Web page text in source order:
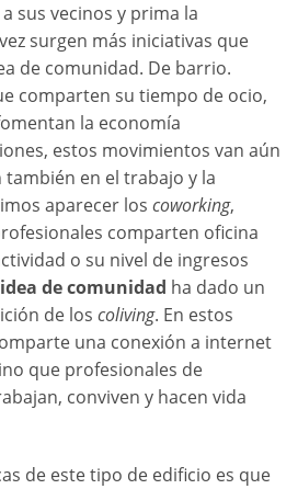
sus vecinos y prima la
surgen más iniciativas que
de comunidad. De barrio.
comparten su tiempo de ocio,
la economía
estos movimientos van aún
también en el trabajo y la
aparecer los coworking,
comparten oficina
o su nivel de ingresos
idea de comunidad ha dado un
de los coliving. En estos
una conexión a internet
que profesionales de
conviven y hacen vida
de este tipo de edificio es que